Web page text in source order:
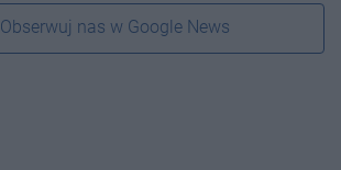
Obserwuj nas w Google News